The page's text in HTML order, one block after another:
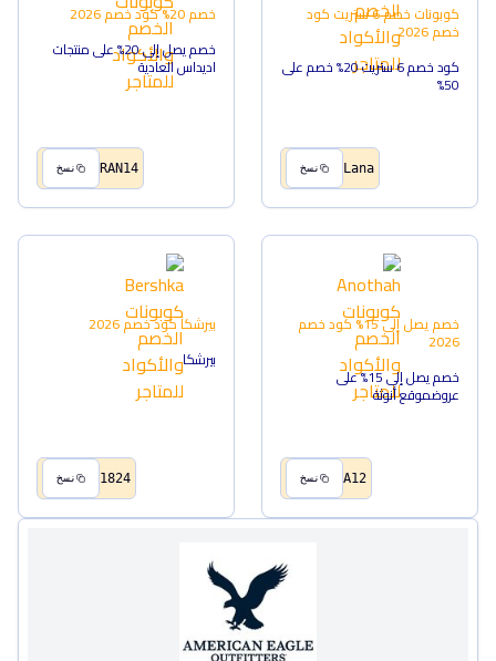
كوبونات خصم 6 ستريت كود
خصم2026
كود خصم 6 ستريت 20% خصم على
50%
Lana نسخ
خصم 20% كود خصم2026
خصم يصل إلى 20% على منتجات
اديداس العادية
RAN14 نسخ
خصم يصل إلى 15% كود خصم
2026
خصم يصل إلى 15% على
عروضموقع أنوثة
A12 نسخ
بيرشكاكود خصم2026
بيرشكا
1824 نسخ